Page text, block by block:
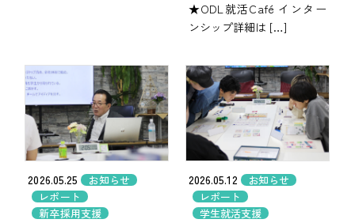
★ODL就活Café インター
ンシップ詳細は […]
2026.05.25 お知らせ
レポート
新卒採用支援
2026.05.12
お知らせ
レポート
学生就活支援